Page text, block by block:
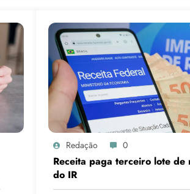
Redação 0
Receita paga terceiro lote de
do IR